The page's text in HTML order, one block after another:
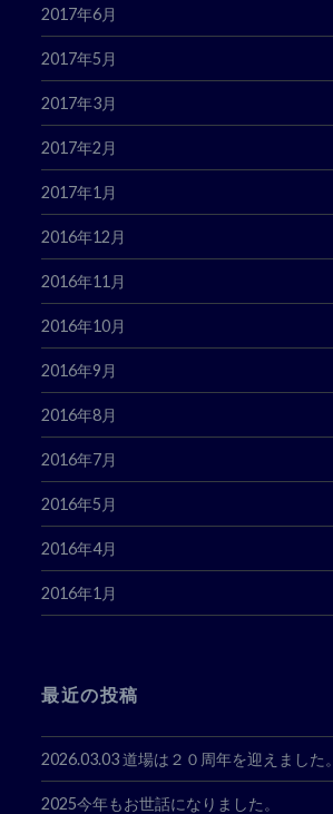
2017年6月
2017年5月
2017年3月
2017年2月
2017年1月
2016年12月
2016年11月
2016年10月
2016年9月
2016年8月
2016年7月
2016年5月
2016年4月
2016年1月
最近の投稿
2026.03.03 道場は２０周年を迎えました。
2025今年もお世話になりました。